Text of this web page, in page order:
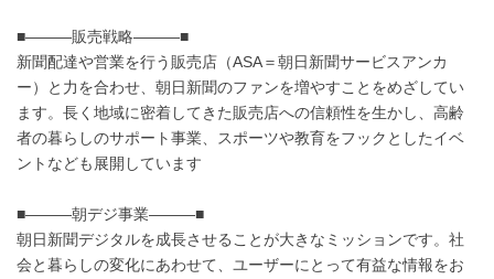
■―――販売戦略―――■
新聞配達や営業を行う販売店（ASA＝朝日新聞サービスアンカ
ー）と力を合わせ、朝日新聞のファンを増やすことをめざしてい
ます。長く地域に密着してきた販売店への信頼性を生かし、高齢
者の暮らしのサポート事業、スポーツや教育をフックとしたイベ
ントなども展開しています
■―――朝デジ事業―――■
朝日新聞デジタルを成長させることが大きなミッションです。社
会と暮らしの変化にあわせて、ユーザーにとって有益な情報をお